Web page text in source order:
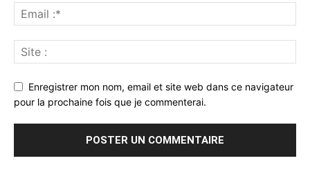
Enregistrer mon nom, email et site web dans ce navigateur
pour la prochaine fois que je commenterai.